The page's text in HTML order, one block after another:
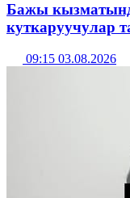
Бажы
куткаруучулар
09:15 03.08.2026